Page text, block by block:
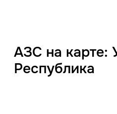
АЗС на карте:
Республика